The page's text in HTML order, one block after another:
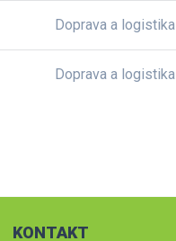
Doprava a logistika
Doprava a logistika
KONTAKT